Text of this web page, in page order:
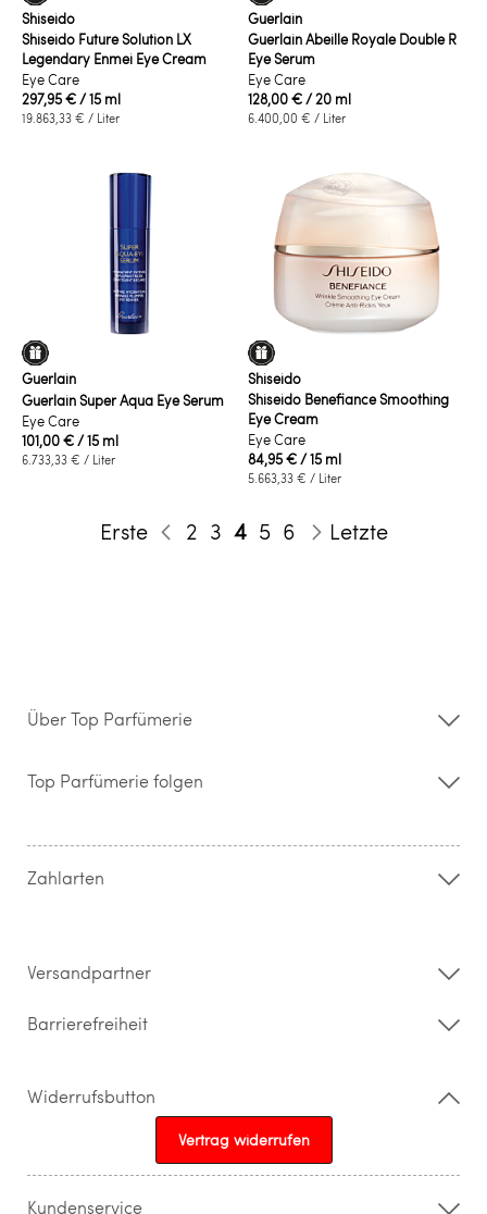
Shiseido
Shiseido Future Solution LX
Legendary Enmei Eye Cream
Eye Care
297,95 €/ 15 ml
19.863,33 € / Liter
Guerlain
Guerlain Abeille Royale Double R
Eye Serum
Eye Care
128,00 €/ 20 ml
6.400,00 € / Liter
Guerlain
Guerlain Super Aqua Eye Serum
Eye Care
101,00 €/ 15 ml
6.733,33 € / Liter
Shiseido
Shiseido Benefiance Smoothing
Eye Cream
Eye Care
84,95 €/ 15 ml
5.663,33 € / Liter
Seite Seite
Zurück
Seite
2 Seite
3 Sie lesen gerade die Seite
4 Seite
5 Seite
6 Seite
Weiter
Erste Letzte
Über Top Parfümerie
Storefinder
Kontakt
Widerrufsrecht & Rückgabebedingungen
Top Parfümerie folgen
Zahlarten
Versandpartner
Barrierefreiheit
Widerrufsbutton
Vertrag widerrufen
Kundenservice